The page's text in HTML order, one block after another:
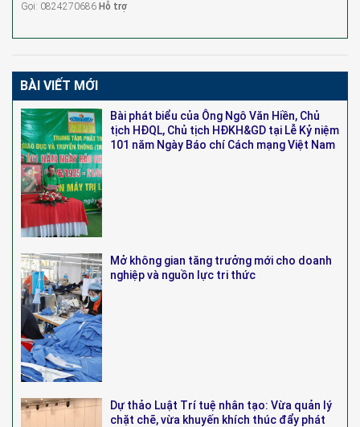
Gọi: 0824270686 Hỗ trợ
BÀI VIẾT MỚI
Bài phát biểu của Ông Ngô Văn Hiền, Chủ
tịch HĐQL, Chủ tịch HĐKH&GD tại Lễ Kỷ niệm
101 năm Ngày Báo chí Cách mạng Việt Nam
Mở không gian tăng trưởng mới cho doanh
nghiệp và nguồn lực tri thức
Dự thảo Luật Trí tuệ nhân tạo: Vừa quản lý
chặt chẽ, vừa khuyến khích thúc đẩy phát